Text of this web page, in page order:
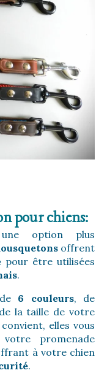
pour chiens:
option plus
offrent
pour être utilisées
.
6 couleurs, de
la taille de votre
elles vous
promenade
à votre chien
.